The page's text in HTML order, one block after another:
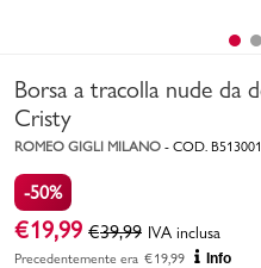
Marchi
Borsa a tracolla nude da
Cristy
ROMEO GIGLI MILANO - COD.
-50%
€19,99 €39,99 IVA inclusa
Precedentemente era €19,99 Info